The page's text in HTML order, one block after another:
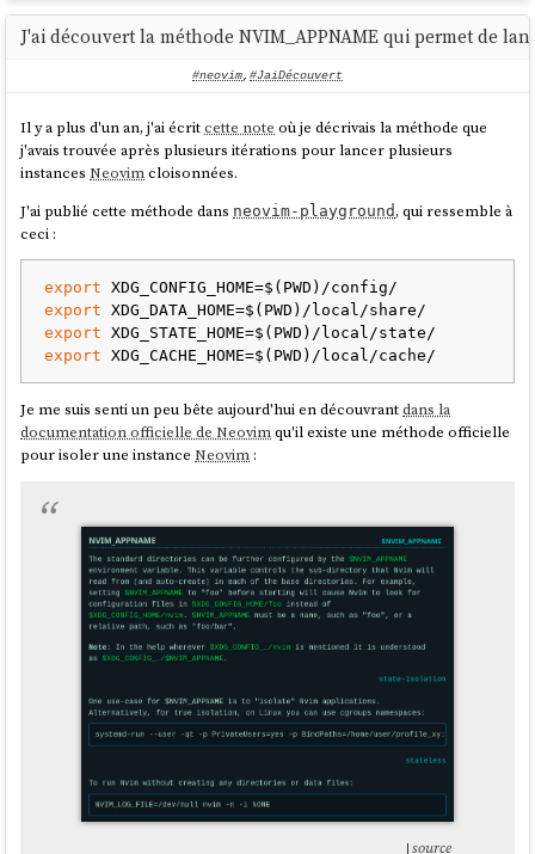
LiZaF6eKfCTxNeFSEt7B@uptermd.upterm.dev │
───────────────────┘
╰─ Run 'upterm session current' to display
this again ─╯
force exit)
L'utilisateur invité accède à ce terminal simplement avec :
maintient une liste de sessions ouvertes, consultable avec :
$ upterm session list
═══════════════════════
┌───┬──────────────────────┬──────────────┬───
──────────────────────────┐
│   │      SESSION ID      │   COMMAND    │
HOST             │
├───┼──────────────────────┼──────────────┼───
──────────────────────────┤
│ * │ DumRFGF6AuinQjzwBf0E │ /usr/bin/zsh │
└───┴──────────────────────┴──────────────┴───
──────────────────────────┘
details
Je suis aussi intéressé par cette issue : TUI for managing,
searching, and switching between chat sessions.
Un point qui m'inquiète un peu : le projet semble
J'ai découvert la méthode NVIM_APPNAME qui permet de
#neovim, #JaiDécouvert
Il y a plus d'un an, j'ai écritcette note où je décrivais la méthode que
j'avais trouvée après plusieurs itérations pour lancer plusieurs
instancesNeovimcloisonnées.
J'ai publié cette méthode dans neovim-playground, qui ressemble à
ceci :
export
export
export
export
Je me suis senti un peu bête aujourd'hui en découvrantdans la
documentation officielle de Neovimqu'il existe une méthode officielle
pour isoler une instanceNeovim :
source